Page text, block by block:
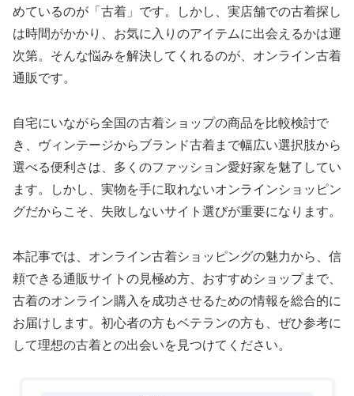
めているのが「古着」です。しかし、実店舗での古着探し
は時間がかかり、お気に入りのアイテムに出会えるかは運
次第。そんな悩みを解決してくれるのが、オンライン古着
通販です。
自宅にいながら全国の古着ショップの商品を比較検討で
き、ヴィンテージからブランド古着まで幅広い選択肢から
選べる便利さは、多くのファッション愛好家を魅了してい
ます。しかし、実物を手に取れないオンラインショッピン
グだからこそ、失敗しないサイト選びが重要になります。
本記事では、オンライン古着ショッピングの魅力から、信
頼できる通販サイトの見極め方、おすすめショップまで、
古着のオンライン購入を成功させるための情報を総合的に
お届けします。初心者の方もベテランの方も、ぜひ参考に
して理想の古着との出会いを見つけてください。